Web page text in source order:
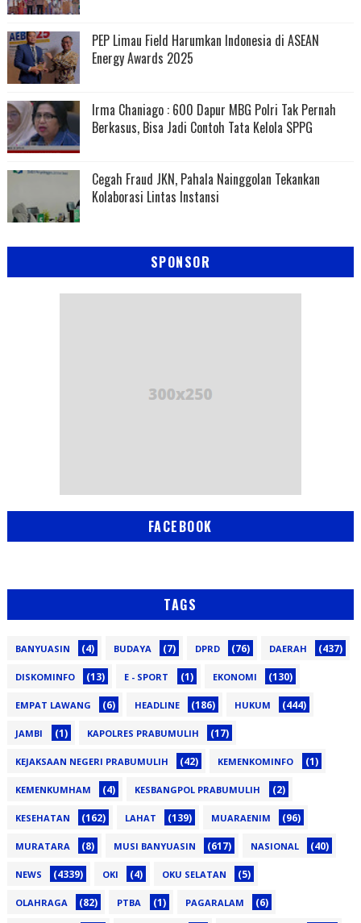
PEP Limau Field Harumkan Indonesia di ASEAN
Energy Awards 2025
Irma Chaniago : 600 Dapur MBG Polri Tak Pernah
Berkasus, Bisa Jadi Contoh Tata Kelola SPPG
Cegah Fraud JKN, Pahala Nainggolan Tekankan
Kolaborasi Lintas Instansi
SPONSOR
FACEBOOK
TAGS
BANYUASIN (4) BUDAYA (7) DPRD (76) DAERAH (437)
DISKOMINFO (13) E - SPORT (1) EKONOMI (130)
EMPAT LAWANG (6) HEADLINE (186) HUKUM (444)
JAMBI (1) KAPOLRES PRABUMULIH (17)
KEJAKSAAN NEGERI PRABUMULIH (42) KEMENKOMINFO (1)
KEMENKUMHAM (4) KESBANGPOL PRABUMULIH (2)
KESEHATAN (162) LAHAT (139) MUARAENIM (96)
MURATARA (8) MUSI BANYUASIN (617) NASIONAL (40)
NEWS (4339) OKI (4) OKU SELATAN (5)
OLAHRAGA (82) PTBA (1) PAGARALAM (6)